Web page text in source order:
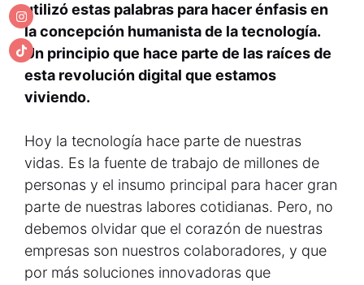
utilizó estas palabras para hacer énfasis en
la concepción humanista de la tecnología.
Un principio que hace parte de las raíces de
esta revolución digital que estamos
viviendo.
Hoy la tecnología hace parte de nuestras
vidas. Es la fuente de trabajo de millones de
personas y el insumo principal para hacer gran
parte de nuestras labores cotidianas. Pero, no
debemos olvidar que el corazón de nuestras
empresas son nuestros colaboradores, y que
por más soluciones innovadoras que